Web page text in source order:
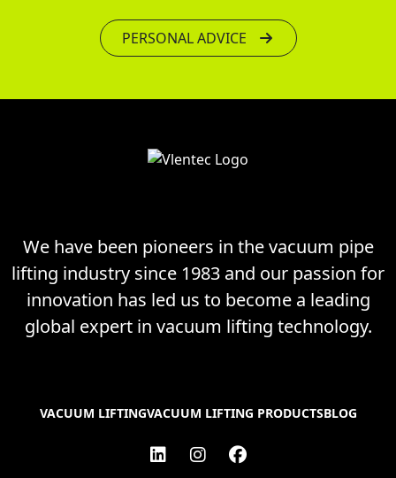
PERSONAL ADVICE
We have been pioneers in the vacuum pipe
lifting industry since 1983 and our passion for
innovation has led us to become a leading
global expert in vacuum lifting technology.
VACUUM LIFTINGVACUUM LIFTING PRODUCTSBLOG